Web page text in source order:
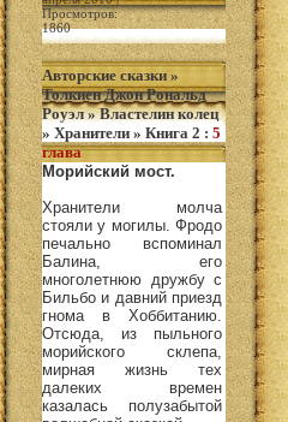
Просмотров:
1860
Авторские сказки »
Толкиен Джон Рональд
Роуэл»Властелин колец
» Хранители » Книга 2 : 5
глава
Морийский мост.
Хранители молча
стояли у могилы. Фродо
печально вспоминал
Балина, его
многолетнюю дружбу с
Бильбо и давний приезд
гнома в Хоббитанию.
Отсюда, из пыльного
морийского склепа,
мирная жизнь тех
далеких времен
казалась полузабытой